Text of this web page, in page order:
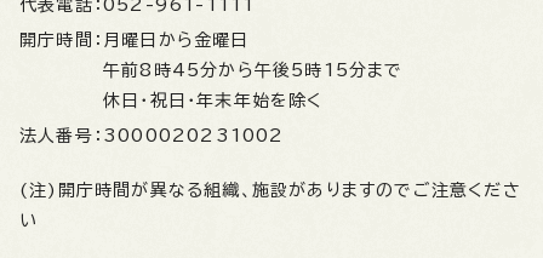
代表電話： 052-961-1111
開庁時間： 月曜日から金曜日
午前8時45分から午後5時15分まで
休日・祝日・年末年始を除く
法人番号： 3000020231002
(注)開庁時間が異なる組織、施設がありますのでご注意くださ
い